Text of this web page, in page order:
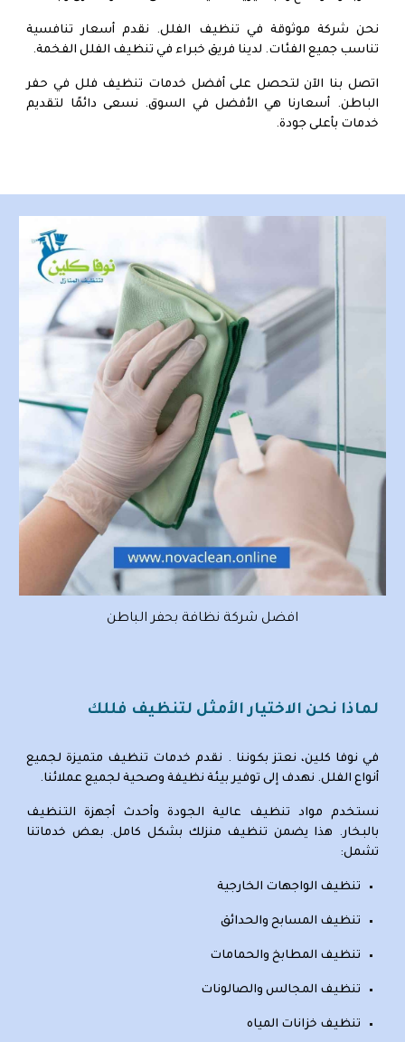
نحن شركة موثوقة في تنظيف الفلل. نقدم أسعار تنافسية
تناسب جميع الفئات. لدينا فريق خبراء في تنظيف الفلل الفخمة.
اتصل بنا الآن لتحصل على أفضل خدمات تنظيف فلل في حفر
الباطن. أسعارنا هي الأفضل في السوق. نسعى دائمًا لتقديم
خدمات بأعلى جودة.
افضل شركة نظافة بحفر الباطن
لماذا نحن الاختيار الأمثل لتنظيف فللك
في نوفا كلين، نعتز بكوننا . نقدم خدمات تنظيف متميزة لجميع
أنواع الفلل. نهدف إلى توفير بيئة نظيفة وصحية لجميع عملائنا.
نستخدم مواد تنظيف عالية الجودة وأحدث أجهزة التنظيف
بالبخار. هذا يضمن تنظيف منزلك بشكل كامل. بعض خدماتنا
تشمل:
تنظيف الواجهات الخارجية
تنظيف المسابح والحدائق
تنظيف المطابخ والحمامات
تنظيف المجالس والصالونات
تنظيف خزانات المياه